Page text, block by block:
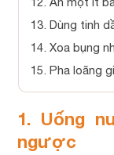
13. Dùng tinh
14. Xoa bụng
15. Pha loãng
1. Uống
ngược